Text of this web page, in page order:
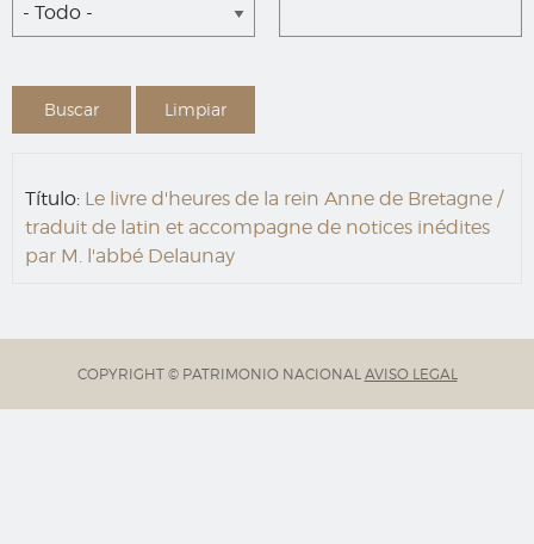
- Todo -
Título: Le livre d'heures de la rein Anne de Bretagne /
traduit de latin et accompagne de notices inédites
par M. l'abbé Delaunay
COPYRIGHT © PATRIMONIO NACIONAL AVISO LEGAL